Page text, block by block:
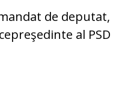
de deputat,
al PSD